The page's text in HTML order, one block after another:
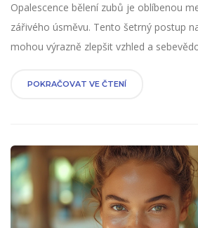
Opalescence bělení zubů je oblíbenou
zářivého úsměvu. Tento šetrný postup
mohou výrazně zlepšit vzhled a
použití domácího bělícího systému.
POKRAČOVAT VE ČTENÍ